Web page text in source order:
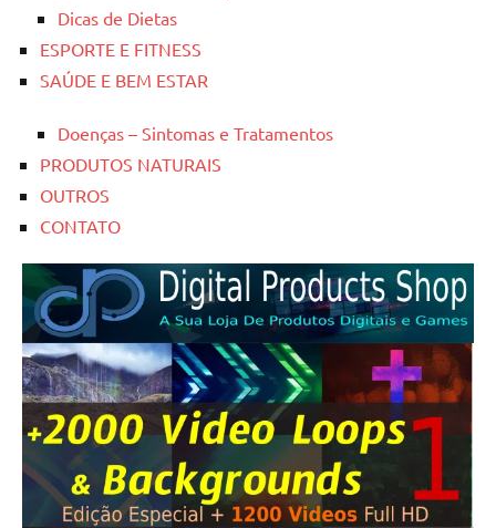
Dicas de Dietas
ESPORTE E FITNESS
SAÚDE E BEM ESTAR
Doenças – Sintomas e Tratamentos
PRODUTOS NATURAIS
OUTROS
CONTATO